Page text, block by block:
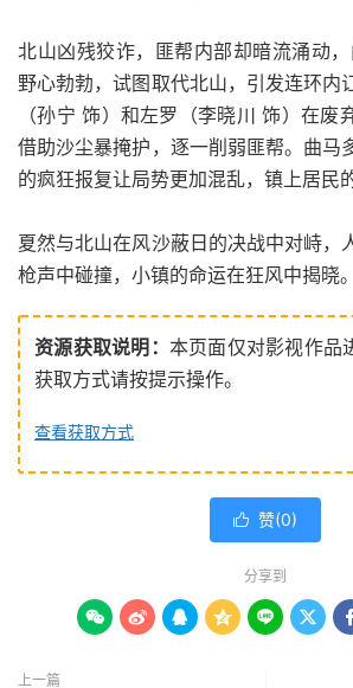
北山凶残狡诈，匪帮内部却暗流涌动，
野心勃勃，试图取代北山，引发连环内
（孙宁 饰）和左罗（李晓川 饰）在废
借助沙尘暴掩护，逐一削弱匪帮。曲马
的疯狂报复让局势更加混乱，镇上居民
夏然与北山在风沙蔽日的决战中对峙，
枪声中碰撞，小镇的命运在狂风中揭晓。
资源获取说明： 本页面仅对影视作品
获取方式请按提示操作。
查看获取方式
 赞(0)
分享到
      
上一篇